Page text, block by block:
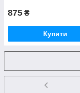
875 ₴
Купити